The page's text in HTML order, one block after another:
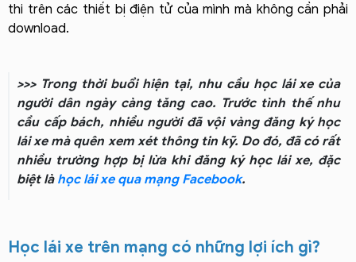
thi trên các thiết bị điện tử của mình mà không cần phải
download.
>>> Trong thời buổi hiện tại, nhu cầu học lái xe của
người dân ngày càng tăng cao. Trước tình thế nhu
cầu cấp bách, nhiều người đã vội vàng đăng ký học
lái xe mà quên xem xét thông tin kỹ. Do đó, đã có rất
nhiều trường hợp bị lừa khi đăng ký học lái xe, đặc
biệt là học lái xe qua mạng Facebook.
Học lái xe trên mạng có những lợi ích gì?